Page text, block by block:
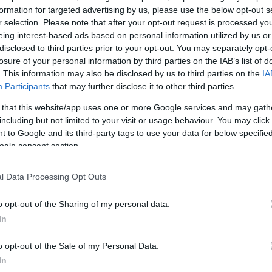
for targeted advertising by us, please use the below opt-out
selection. Please note that after your opt-out request is processed
interest-based ads based on personal information utilized by us
to third parties prior to your opt-out. You may separately
of your personal information by third parties on the IAB’s list of
This information may also be disclosed by us to third parties on the
Participants that may further disclose it to other third parties.
that this website/app uses one or more Google services and may
but not limited to your visit or usage behaviour. You may
to Google and its third-party tags to use your data for below
consent section.
Data Processing Opt Outs
opt-out of the Sharing of my personal data.
opt-out of the Sale of my Personal Data.
αλλά πραγματικά έχει περάσει τόσος καιρός από
την Αθήνα ήρθαν να μας επισκεφτούν, ώστε να
στείλουμε ένα μήνυμα ειρήνης και να απευθύνουμε
του ΝΑΤΟ να σταματήσει τους βομβαρδισμούς
Τετάρτη στο Βελιγράδι, όπου οι Αθηναίοι
καθώς η αεροπορική κυκλοφορία με τη
ο οποίος ξεκίνησε όλη την
του αγώνα, ενώ στην Χούμσκα έφτασαν και
από την Αθήνα στο γήπεδό μας με